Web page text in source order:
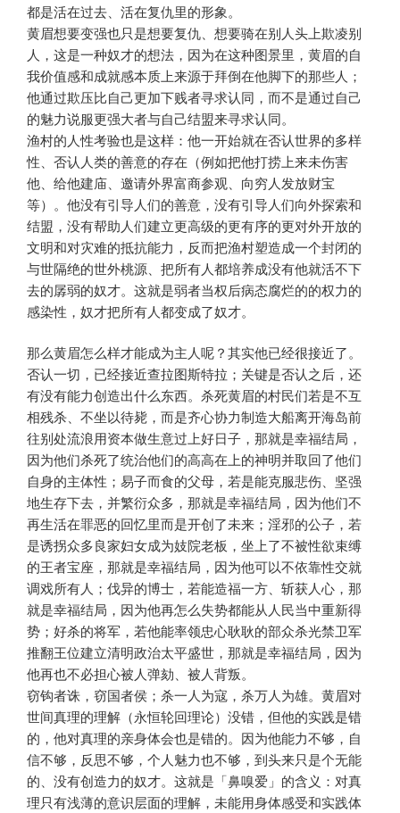
都是活在过去、活在复仇里的形象。
黄眉想要变强也只是想要复仇、想要骑在别人头上欺凌别
人，这是一种奴才的想法，因为在这种图景里，黄眉的自
我价值感和成就感本质上来源于拜倒在他脚下的那些人；
他通过欺压比自己更加下贱者寻求认同，而不是通过自己
的魅力说服更强大者与自己结盟来寻求认同。
渔村的人性考验也是这样：他一开始就在否认世界的多样
性、否认人类的善意的存在（例如把他打捞上来未伤害
他、给他建庙、邀请外界富商参观、向穷人发放财宝
等）。他没有引导人们的善意，没有引导人们向外探索和
结盟，没有帮助人们建立更高级的更有序的更对外开放的
文明和对灾难的抵抗能力，反而把渔村塑造成一个封闭的
与世隔绝的世外桃源、把所有人都培养成没有他就活不下
去的孱弱的奴才。这就是弱者当权后病态腐烂的的权力的
感染性，奴才把所有人都变成了奴才。
那么黄眉怎么样才能成为主人呢？其实他已经很接近了。
否认一切，已经接近查拉图斯特拉；关键是否认之后，还
有没有能力创造出什么东西。杀死黄眉的村民们若是不互
相残杀、不坐以待毙，而是齐心协力制造大船离开海岛前
往别处流浪用资本做生意过上好日子，那就是幸福结局，
因为他们杀死了统治他们的高高在上的神明并取回了他们
自身的主体性；易子而食的父母，若是能克服悲伤、坚强
地生存下去，并繁衍众多，那就是幸福结局，因为他们不
再生活在罪恶的回忆里而是开创了未来；淫邪的公子，若
是诱拐众多良家妇女成为妓院老板，坐上了不被性欲束缚
的王者宝座，那就是幸福结局，因为他可以不依靠性交就
调戏所有人；伐异的博士，若能造福一方、斩获人心，那
就是幸福结局，因为他再怎么失势都能从人民当中重新得
势；好杀的将军，若他能率领忠心耿耿的部众杀光禁卫军
推翻王位建立清明政治太平盛世，那就是幸福结局，因为
他再也不必担心被人弹劾、被人背叛。
窃钩者诛，窃国者侯；杀一人为寇，杀万人为雄。黄眉对
世间真理的理解（永恒轮回理论）没错，但他的实践是错
的，他对真理的亲身体会也是错的。因为他能力不够，自
信不够，反思不够，个人魅力也不够，到头来只是个无能
的、没有创造力的奴才。这就是「鼻嗅爱」的含义：对真
理只有浅薄的意识层面的理解，未能用身体感受和实践体